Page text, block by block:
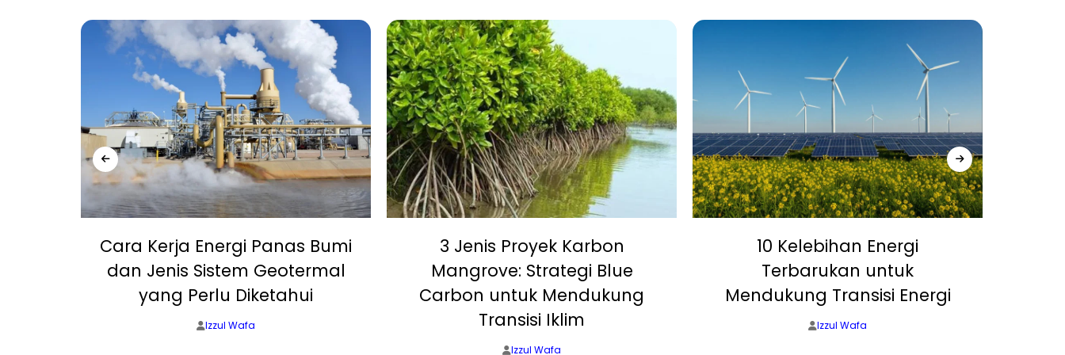
Cara Kerja Energi Panas Bumi
dan Jenis Sistem Geotermal
yang Perlu Diketahui
Izzul Wafa
3 Jenis Proyek Karbon
Mangrove: Strategi Blue
Carbon untuk Mendukung
Transisi Iklim
Izzul Wafa
10 Kelebihan Energi
Terbarukan untuk
Mendukung Transisi Energi
Izzul Wafa